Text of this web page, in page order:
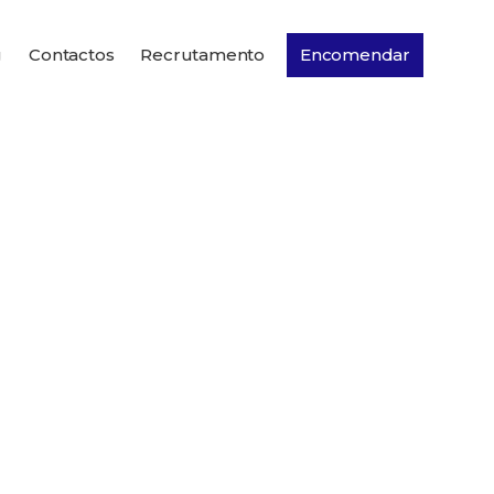
Contactos Recrutamento Encomendar